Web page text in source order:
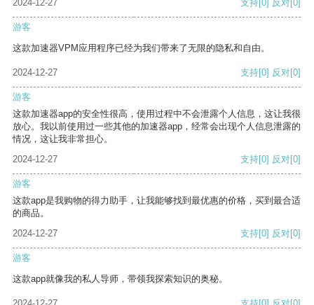
2024-12-27 支持[0] 反对[0]
游客
这款加速器VPM应用程序已经为我们带来了无限的隐私和自由。
2024-12-27 支持[0] 反对[0]
游客
这款加速器app的安全性很高，使用过程中不会泄露个人信息，这让我很
放心。我以前使用过一些其他的加速器app，经常会出现个人信息泄露的
情况，这让我非常担心。
2024-12-27
支持[0] 反对[0]
游客
这款app是我购物的得力助手，让我能够找到最优惠的价格，买到最合适
的商品。
2024-12-27
支持[0] 反对[0]
游客
这款app就像我的私人导师，带领我探索知识的奥秘。